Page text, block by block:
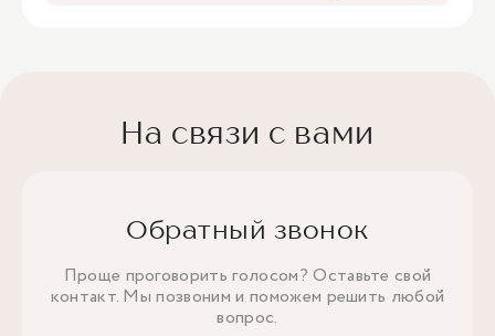
На связи с вами
Обратный звонок
Проще проговорить голосом? Оставьте свой
контакт. Мы позвоним и поможем решить любой
вопрос.